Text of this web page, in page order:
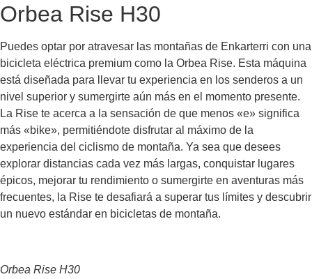
Orbea Rise H30
Puedes optar por atravesar las montañas de Enkarterri con una
bicicleta eléctrica premium como la Orbea Rise. Esta máquina
está diseñada para llevar tu experiencia en los senderos a un
nivel superior y sumergirte aún más en el momento presente.
La Rise te acerca a la sensación de que menos «e» significa
más «bike», permitiéndote disfrutar al máximo de la
experiencia del ciclismo de montaña. Ya sea que desees
explorar distancias cada vez más largas, conquistar lugares
épicos, mejorar tu rendimiento o sumergirte en aventuras más
frecuentes, la Rise te desafiará a superar tus límites y descubrir
un nuevo estándar en bicicletas de montaña.
Orbea Rise H30